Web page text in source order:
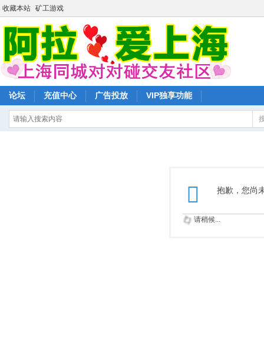
收藏本站 矿工游戏
论坛 充值中心 广告投放 VIP独享功能
抱歉，您尚
请稍候...